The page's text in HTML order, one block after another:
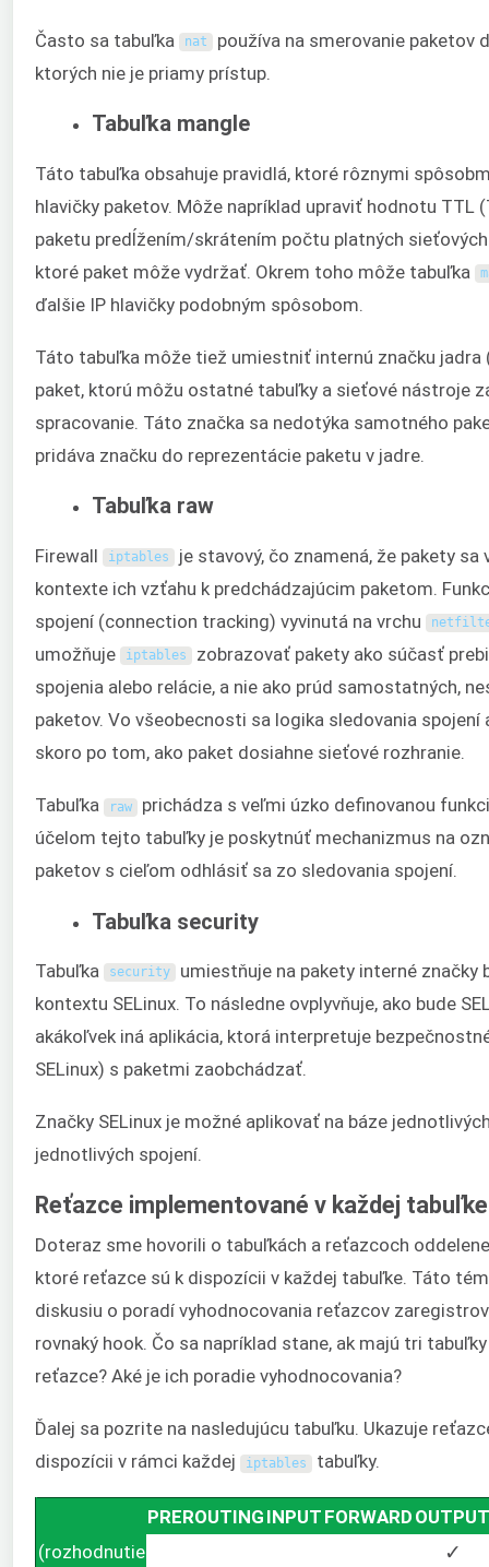
Často sa tabuľka nat používa na smerovanie paketov
ktorých nie je priamy prístup.
Tabuľka mangle
Táto tabuľka obsahuje pravidlá, ktoré rôznymi
hlavičky paketov. Môže napríklad upraviť hodnotu TTL
paketu predĺžením/skrátením počtu platných
ktoré paket môže vydržať. Okrem toho môže tabuľka
ďalšie IP hlavičky podobným spôsobom.
Táto tabuľka môže tiež umiestniť internú značku jadra
paket, ktorú môžu ostatné tabuľky a sieťové nástroje
spracovanie. Táto značka sa nedotýka samotného
pridáva značku do reprezentácie paketu v jadre.
Tabuľka raw
Firewall iptables je stavový, čo znamená, že pakety sa
kontexte ich vzťahu k predchádzajúcim paketom.
spojení (connection tracking) vyvinutá na vrchu
umožňuje iptables zobrazovať pakety ako súčasť
spojenia alebo relácie, a nie ako prúd samostatných,
paketov. Vo všeobecnosti sa logika sledovania spojení
skoro po tom, ako paket dosiahne sieťové rozhranie.
Tabuľka raw prichádza s veľmi úzko definovanou
účelom tejto tabuľky je poskytnúť mechanizmus na
paketov s cieľom odhlásiť sa zo sledovania spojení.
Tabuľka security
Tabuľka security umiestňuje na pakety interné značky
kontextu SELinux. To následne ovplyvňuje, ako bude
akákoľvek iná aplikácia, ktorá interpretuje
SELinux) s paketmi zaobchádzať.
Značky SELinux je možné aplikovať na báze
jednotlivých spojení.
Reťazce implementované v každej tabuľke
Doteraz sme hovorili o tabuľkách a reťazcoch
ktoré reťazce sú k dispozícii v každej tabuľke. Táto
diskusiu o poradí vyhodnocovania reťazcov
rovnaký hook. Čo sa napríklad stane, ak majú tri
reťazce? Aké je ich poradie vyhodnocovania?
Ďalej sa pozrite na nasledujúcu tabuľku. Ukazuje
dispozícii v rámci každej
iptables tabuľky.
PREROUTING INPUT FORWARD OUTPUT
(rozhodnutie
✓